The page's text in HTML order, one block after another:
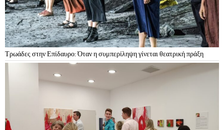
Τρωάδες στην Επίδαυρο: Όταν η συμπερίληψη γίνεται θεατρική πράξη